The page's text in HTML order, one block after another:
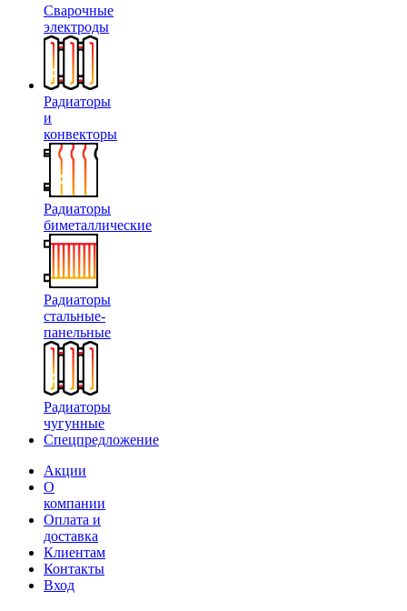
Сварочные
электроды
Радиаторы
и
конвекторы
Радиаторы
биметаллические
Радиаторы
стальные-
панельные
Радиаторы
чугунные
Спецпредложение
Акции
О
компании
Оплата и
доставка
Клиентам
Контакты
Вход